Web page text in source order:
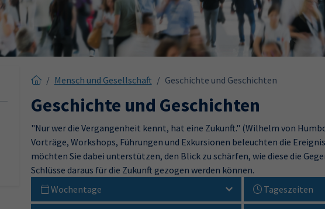
Mensch und Gesellschaft Geschichte und Geschichten
Geschichte und Geschichten
"Nur wer die Vergangenheit kennt, hat eine Zukunft." (Wilhelm von
Vorträge, Workshops, Führungen und Exkursionen beleuchten die
möchten Sie dabei unterstützen, den Blick zu schärfen, wie diese die
Schlüsse daraus für die Zukunft gezogen werden können.
Wochentage
Tageszeiten